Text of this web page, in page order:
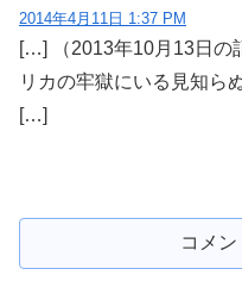
2014年4月11日 1:37 PM
[…] （2013年10月13日の
リカの牢獄にいる見知ら
[…]
コメ